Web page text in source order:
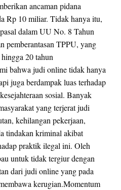
ancaman pidana
Rp 10 miliar. Tidak hanya itu,
dalam UU No. 8 Tahun
pemberantasan TPPU, yang
20 tahun
bahwa judi online tidak hanya
juga berdampak luas terhadap
sosial. Banyak
yang terjerat judi
kehilangan pekerjaan,
tindakan kriminal akibat
praktik ilegal ini. Oleh
untuk tidak tergiur dengan
dari judi online yang pada
kerugian.Momentum